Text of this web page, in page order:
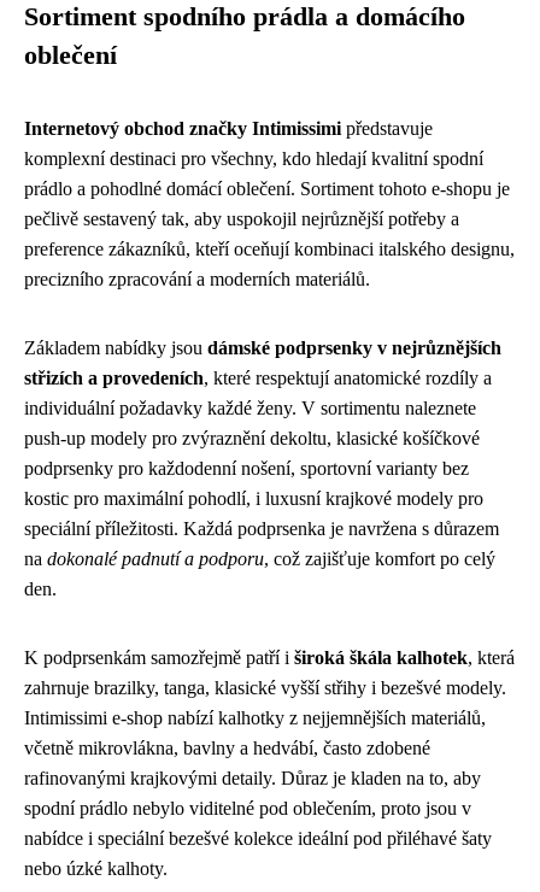
Sortiment spodního prádla a domácího
oblečení
Internetový obchod značky Intimissimi představuje
komplexní destinaci pro všechny, kdo hledají kvalitní spodní
prádlo a pohodlné domácí oblečení. Sortiment tohoto e-shopu je
pečlivě sestavený tak, aby uspokojil nejrůznější potřeby a
preference zákazníků, kteří oceňují kombinaci italského designu,
precizního zpracování a moderních materiálů.
Základem nabídky jsou dámské podprsenky v nejrůznějších
střizích a provedeních, které respektují anatomické rozdíly a
individuální požadavky každé ženy. V sortimentu naleznete
push-up modely pro zvýraznění dekoltu, klasické košíčkové
podprsenky pro každodenní nošení, sportovní varianty bez
kostic pro maximální pohodlí, i luxusní krajkové modely pro
speciální příležitosti. Každá podprsenka je navržena s důrazem
na dokonalé padnutí a podporu, což zajišťuje komfort po celý
den.
K podprsenkám samozřejmě patří i široká škála kalhotek, která
zahrnuje brazilky, tanga, klasické vyšší střihy i bezešvé modely.
Intimissimi e-shop nabízí kalhotky z nejjemnějších materiálů,
včetně mikrovlákna, bavlny a hedvábí, často zdobené
rafinovanými krajkovými detaily. Důraz je kladen na to, aby
spodní prádlo nebylo viditelné pod oblečením, proto jsou v
nabídce i speciální bezešvé kolekce ideální pod přiléhavé šaty
nebo úzké kalhoty.